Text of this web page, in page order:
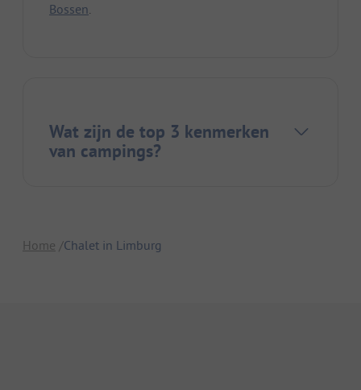
Bossen.
Wat zijn de top 3 kenmerken
van campings?
Home Chalet in Limburg